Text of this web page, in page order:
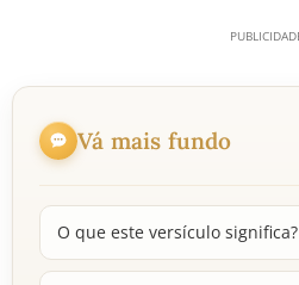
Vá mais fundo
O que este versículo significa?